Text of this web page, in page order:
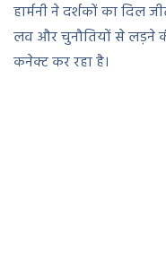
हार्मनी ने दर्शकों का दिल
लव और चुनौतियों से लड़ने
कनेक्ट कर रहा है।